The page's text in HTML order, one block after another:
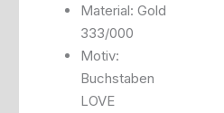
Material: Gold
333/000
Motiv:
Buchstaben
LOVE